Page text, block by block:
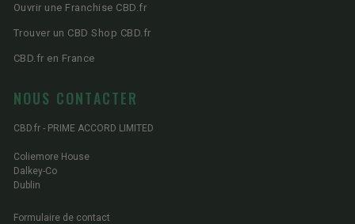
Ouvrir une Franchise CBD.fr
Trouver un CBD Shop CBD.fr
CBD.fr en France
NOUS CONTACTER
CBD.fr - PRIME ACCORD LIMITED
Coliemore House
Dalkey-Co
Dublin
Formulaire de contact